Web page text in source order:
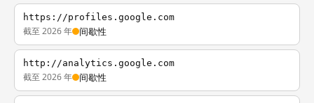
https://profiles.google.com
截至 2026 年 间歇性
http://analytics.google.com
截至 2026 年 间歇性